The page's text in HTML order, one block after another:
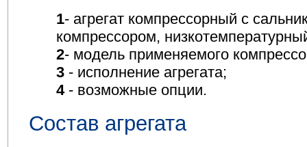
1- агрегат компрессорный с
компрессором,
2- модель применяемого
3- исполнение агрегата;
4- возможные опции.
Состав агрегата